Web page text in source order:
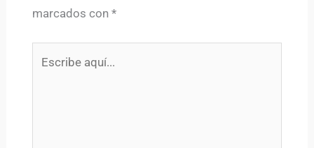
marcados con *